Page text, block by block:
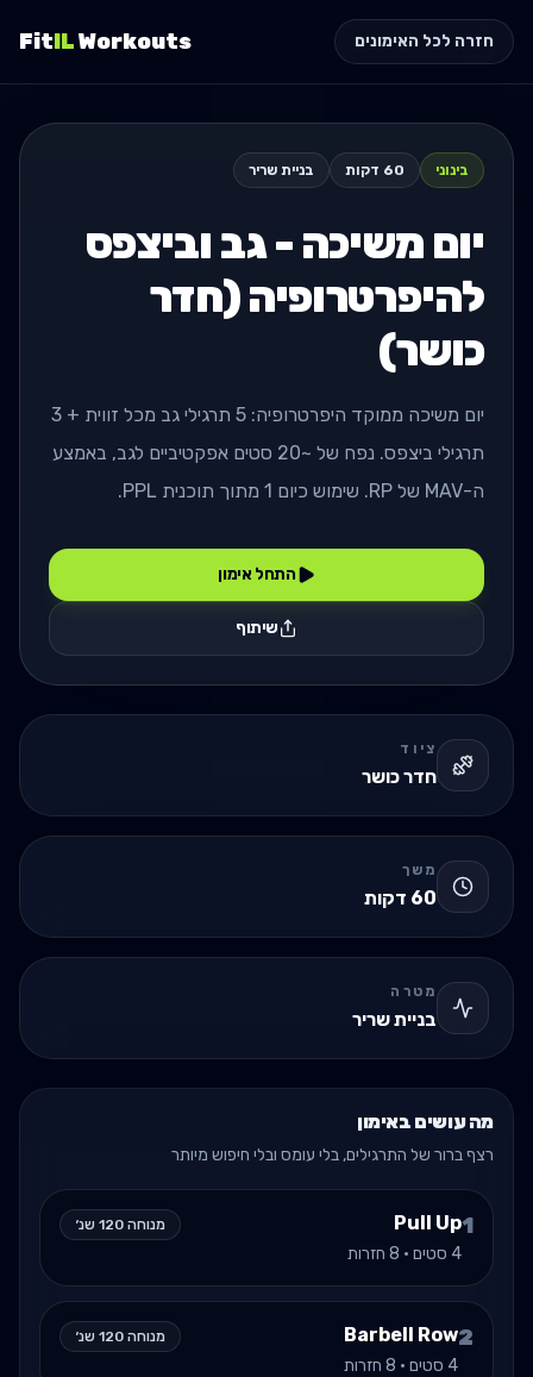
חזרה לכל האימונים FitILWorkouts
בינוני 60 דקות בניית שריר
יום משיכה - גב וביצפס
להיפרטרופיה (חדר
כושר)
יום משיכה ממוקד היפרטרופיה: 5 תרגילי גב מכל זווית + 3
תרגילי ביצפס. נפח של ~20 סטים אפקטיביים לגב, באמצע
ה-MAV של RP. שימוש כיום 1 מתוך תוכנית PPL.
התחל אימון
שיתוף
ציוד
חדר כושר
משך
60 דקות
מטרה
בניית שריר
מה עושים באימון
רצף ברור של התרגילים, בלי עומס ובלי חיפוש מיותר
1
Pull Up
4 סטים · 8 חזרות
מנוחה 120 שנ׳
2
Barbell Row
4 סטים · 8 חזרות
מנוחה 120 שנ׳